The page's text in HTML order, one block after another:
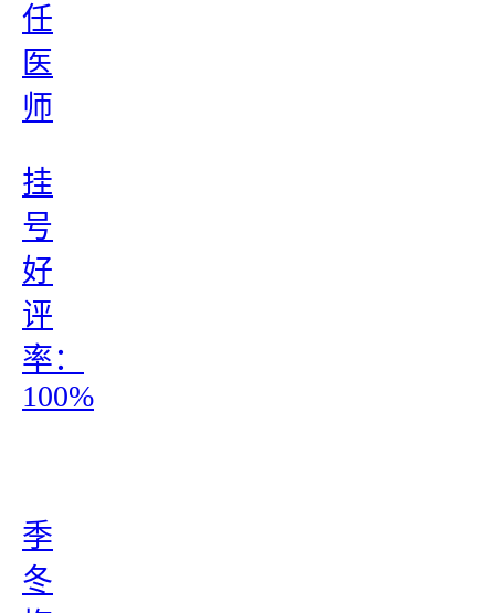
任
医
师
挂
号
好
评
率：
100%
季
冬